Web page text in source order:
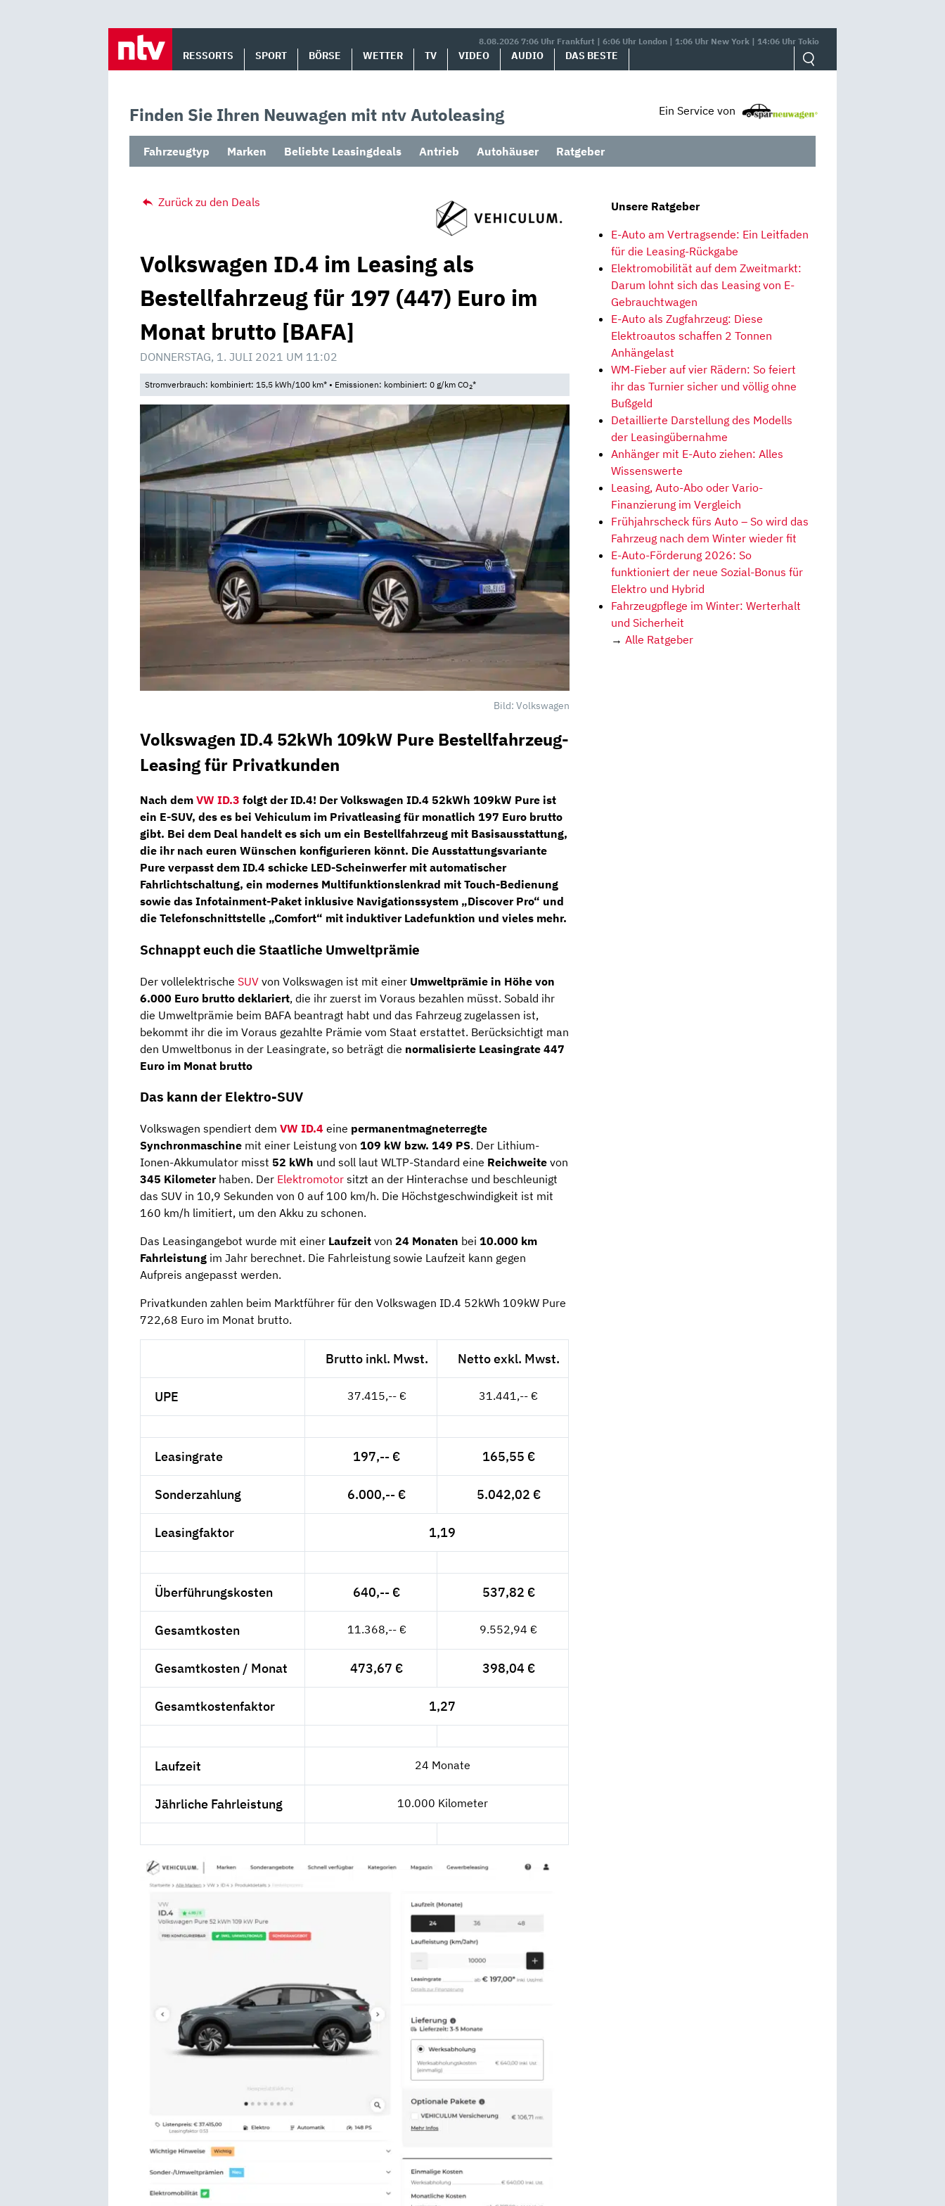
8.08.2026 7:06 Uhr Frankfurt | 6:06 Uhr London | 1:06 Uhr New York | 14:06 Uhr Tokio
RESSORTS SPORT BÖRSE WETTER TV VIDEO AUDIO DAS BESTE
Finden Sie Ihren Neuwagen mit ntv Autoleasing Ein Service von
Fahrzeugtyp Marken Beliebte Leasingdeals Antrieb Autohäuser Ratgeber
Zurück zu den Deals
Volkswagen ID.4 im Leasing als
Bestellfahrzeug für 197 (447) Euro im
Monat brutto [BAFA]
DONNERSTAG, 1. JULI 2021 UM 11:02
Stromverbrauch: kombiniert: 15,5 kWh/100 km* • Emissionen: kombiniert: 0 g/km CO2*
Bild: Volkswagen
Volkswagen ID.4 52kWh 109kW Pure Bestellfahrzeug-
Leasing für Privatkunden
Nach dem VW ID.3 folgt der ID.4! DerVolkswagen ID.4 52kWh 109kW Pure ist
ein E-SUV, des es bei Vehiculum im Privatleasing für monatlich 197 Euro brutto
gibt. Bei dem Deal handelt es sich um ein Bestellfahrzeug mit Basisausstattung,
die ihr nach euren Wünschen konfigurieren könnt. Die Ausstattungsvariante
Pure verpasst dem ID.4 schicke LED-Scheinwerfer mit automatischer
Fahrlichtschaltung, ein modernes Multifunktionslenkrad mit Touch-Bedienung
sowie das Infotainment-Paket inklusive Navigationssystem „Discover Pro“ und
die Telefonschnittstelle „Comfort“ mit induktiver Ladefunktion und vieles mehr.
Schnappt euch die Staatliche Umweltprämie
Der vollelektrische SUV von Volkswagen ist mit einer Umweltprämie in Höhe von
6.000 Euro brutto deklariert, die ihr zuerst im Voraus bezahlen müsst. Sobald ihr
die Umweltprämie beim BAFA beantragt habt und das Fahrzeug zugelassen ist,
bekommt ihr die im Voraus gezahlte Prämie vom Staat erstattet. Berücksichtigt man
den Umweltbonus in der Leasingrate, so beträgt die normalisierte Leasingrate 447
Euro im Monat brutto
Das kann der Elektro-SUV
Volkswagen spendiert dem VW ID.4 eine permanentmagneterregte
Synchronmaschine mit einer Leistung von 109 kW bzw. 149 PS. Der Lithium-
Ionen-Akkumulator misst 52 kWh und soll laut WLTP-Standard eine Reichweite von
345 Kilometerhaben. Der Elektromotor sitzt an der Hinterachse und beschleunigt
das SUV in 10,9 Sekunden von 0 auf 100 km/h. Die Höchstgeschwindigkeit ist mit
160 km/h limitiert, um den Akku zu schonen.
Das Leasingangebot wurde mit einer Laufzeit von 24 Monaten bei 10.000 km
Fahrleistung im Jahr berechnet. Die Fahrleistung sowie Laufzeit kann gegen
Aufpreis angepasst werden.
Privatkunden zahlen beim Marktführer für den Volkswagen ID.4 52kWh 109kW Pure
722,68 Euro im Monat brutto.
Brutto inkl. Mwst. Netto exkl. Mwst.
UPE 37.415,-- € 31.441,-- €
Leasingrate 197,-- € 165,55 €
Sonderzahlung 6.000,-- € 5.042,02 €
Leasingfaktor 1,19
Überführungskosten 640,-- € 537,82 €
Gesamtkosten 11.368,-- € 9.552,94 €
Gesamtkosten / Monat 473,67 € 398,04 €
Gesamtkostenfaktor 1,27
Laufzeit 24 Monate
Jährliche Fahrleistung 10.000 Kilometer
Unsere Ratgeber
E-Auto am Vertragsende: Ein Leitfaden
für die Leasing-Rückgabe
Elektromobilität auf dem Zweitmarkt:
Darum lohnt sich das Leasing von E-
Gebrauchtwagen
E-Auto als Zugfahrzeug: Diese
Elektroautos schaffen 2 Tonnen
Anhängelast
WM-Fieber auf vier Rädern: So feiert
ihr das Turnier sicher und völlig ohne
Bußgeld
Detaillierte Darstellung des Modells
der Leasingübernahme
Anhänger mit E-Auto ziehen: Alles
Wissenswerte
Leasing, Auto-Abo oder Vario-
Finanzierung im Vergleich
Frühjahrscheck fürs Auto – So wird das
Fahrzeug nach dem Winter wieder fit
E-Auto-Förderung 2026: So
funktioniert der neue Sozial-Bonus für
Elektro und Hybrid
Fahrzeugpflege im Winter: Werterhalt
und Sicherheit
→ Alle Ratgeber